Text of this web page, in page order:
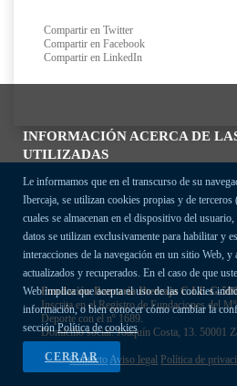
INFORMACIÓN ACERCA DE
UTILIZADAS
Le informamos que en el transcurso de su
Ibercaja, se utilizan cookies propias y de
cuales se almacenan en el dispositivo del
datos se utilizan exclusivamente para habilitar y
interacciones de la navegación en un sitio Web, y
actualizados y recuperados. En el caso de que
Web implica que acepta el uso de las cookies
información, o bien conocer cómo cambiar la
secciónPolítica de cookies
CERRAR
Compartir en Twitter
Compartir en Facebook
Compartir en LinkedIn
Fundación Bancaria Ibercaja C.I.F. G-
Inscrita en el Registro de Fundaciones del
Deporte con el nº 1689.
Domicilio social: Joaquín Costa, 13. 50001
ContactoAviso legal Política de